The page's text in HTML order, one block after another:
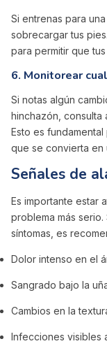
Si entrenas para
sobrecargar tus
para permitir que
6. Monitorear
Si notas algún
hinchazón, consulta
Esto es
que se convierta en
Señales de
Es importante estar
problema más
síntomas, es
Dolor intenso en el
Sangrado bajo la
Cambios en la
Infecciones visibles